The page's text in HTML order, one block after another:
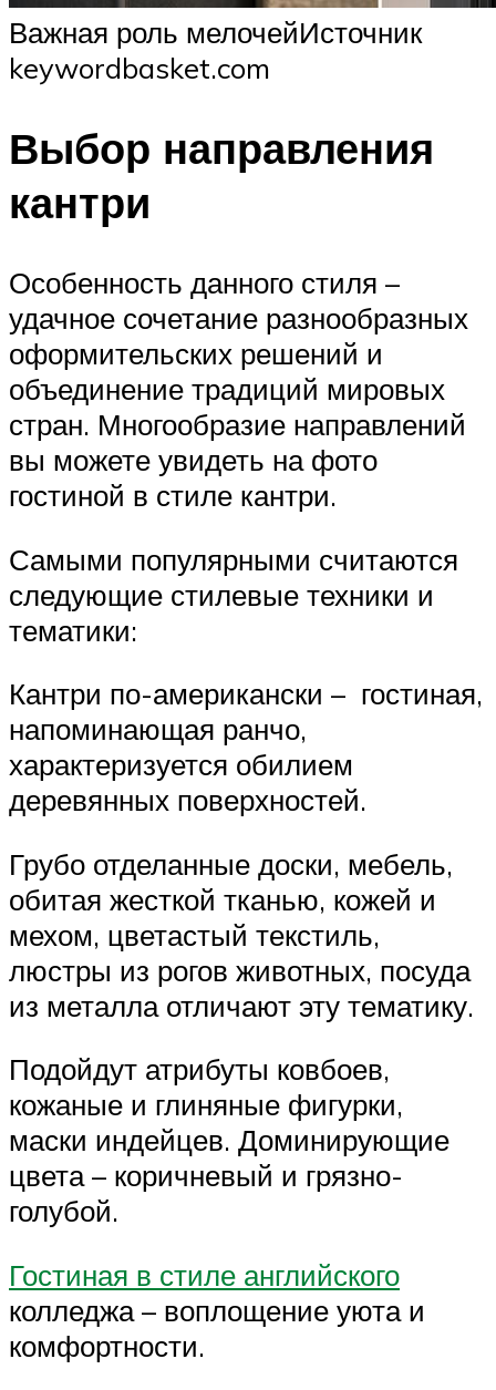
Важная роль мелочейИсточник
keywordbasket.com
Выбор направления
кантри
Особенность данного стиля –
удачное сочетание разнообразных
оформительских решений и
объединение традиций мировых
стран. Многообразие направлений
вы можете увидеть на фото
гостиной в стиле кантри.
Самыми популярными считаются
следующие стилевые техники и
тематики:
Кантри по-американски – гостиная,
напоминающая ранчо,
характеризуется обилием
деревянных поверхностей.
Грубо отделанные доски, мебель,
обитая жесткой тканью, кожей и
мехом, цветастый текстиль,
люстры из рогов животных, посуда
из металла отличают эту тематику.
Подойдут атрибуты ковбоев,
кожаные и глиняные фигурки,
маски индейцев. Доминирующие
цвета – коричневый и грязно-
голубой.
Гостиная в стиле английского
колледжа – воплощение уюта и
комфортности.